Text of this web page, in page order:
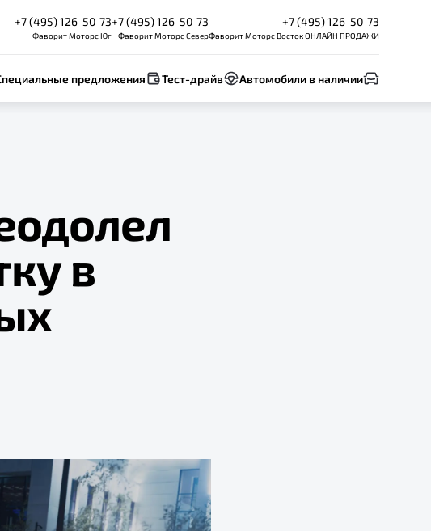
+7 (495) 126-50-73
Фаворит Моторс Юг
+7 (495) 126-50-73
Фаворит Моторс Север
+7 (495) 126-50-73
Фаворит Моторс Восток ОНЛАЙН ПРОДАЖИ
предложения Тест-драйв Автомобили в наличии
в